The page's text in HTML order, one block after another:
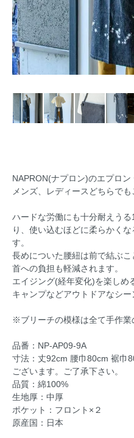
NAPRON(ナプロン)のエプロン
メンズ、レディースどちらでも
ハードな労働にも十分耐えう
り、使い込むほどに柔らかく
す。
長めについた腰紐は前で結ぶこ
首への負担も軽減されます。
エイジング(経年変化)を楽しめ
キャンプなどアウトドアなシー
※ブリーチの模様は全て手作業
品番：NP-AP09-9A
寸法：丈92cm 腰巾80cm 裾
ございます。ご了承下さい。
品質：綿100%
生地厚：中厚
ポケット：フロント×２
原産国：日本